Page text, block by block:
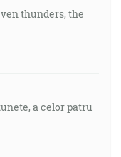
thunders, the
a celor patru